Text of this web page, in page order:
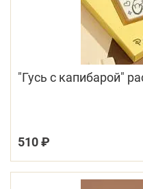
"Гусь с капибарой"
510 ₽